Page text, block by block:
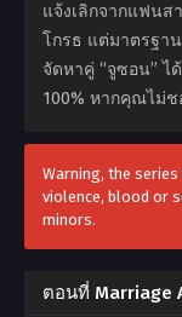
แจ้งเลิกจากแฟนส
โกรธ แต่มาตรฐา
จัดหาคู่ “จูซอน” ไ
100% หากคุณไม่ช
Warning, the
violence, blood or
minors.
ตอนที่ Marriage